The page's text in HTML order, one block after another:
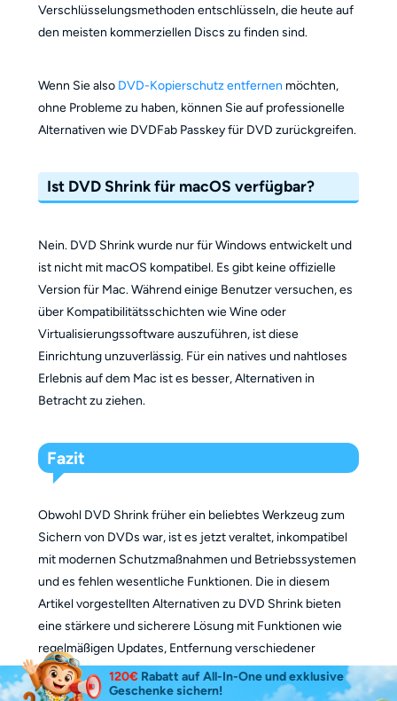
Verschlüsselungsmethoden entschlüsseln, die heute auf
den meisten kommerziellen Discs zu finden sind.
Wenn Sie also DVD-Kopierschutz entfernen möchten,
ohne Probleme zu haben, können Sie auf professionelle
Alternativen wie DVDFab Passkey für DVD zurückgreifen.
Ist DVD Shrink für macOS verfügbar?
Nein. DVD Shrink wurde nur für Windows entwickelt und
ist nicht mit macOS kompatibel. Es gibt keine offizielle
Version für Mac. Während einige Benutzer versuchen, es
über Kompatibilitätsschichten wie Wine oder
Virtualisierungssoftware auszuführen, ist diese
Einrichtung unzuverlässig. Für ein natives und nahtloses
Erlebnis auf dem Mac ist es besser, Alternativen in
Betracht zu ziehen.
Fazit
Obwohl DVD Shrink früher ein beliebtes Werkzeug zum
Sichern von DVDs war, ist es jetzt veraltet, inkompatibel
mit modernen Schutzmaßnahmen und Betriebssystemen
und es fehlen wesentliche Funktionen. Die in diesem
Artikel vorgestellten Alternativen zu DVD Shrink bieten
eine stärkere und sicherere Lösung mit Funktionen wie
regelmäßigen Updates, Entfernung verschiedener
Kopierschutzmaßnahmen und plattformübergreifender
Unterstützung. Verschwenden Sie daher keine Zeit mit
120€Rabatt auf All-In-One und exklusive
Geschenke sichern!